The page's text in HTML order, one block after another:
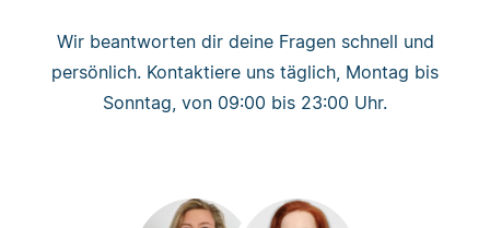
Wir beantworten dir deine Fragen schnell und
persönlich. Kontaktiere uns täglich, Montag bis
Sonntag, von 09:00 bis 23:00 Uhr.